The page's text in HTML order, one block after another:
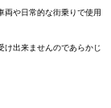
両や日常的な街乗りで使用
け出来ませんのであらかじ